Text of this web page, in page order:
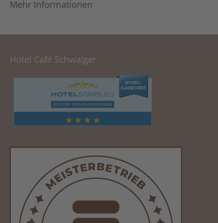
Mehr Informationen
Hotel Café Schwaiger